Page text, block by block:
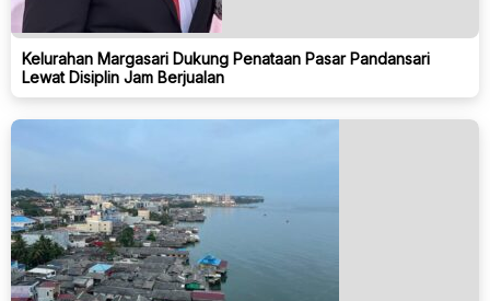
Kelurahan Margasari Dukung Penataan Pasar Pandansari
Lewat Disiplin Jam Berjualan